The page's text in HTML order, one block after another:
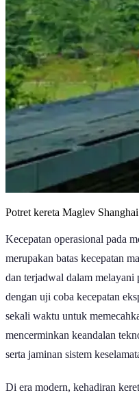
Potret kereta Maglev
Kecepatan operasional pada
merupakan batas kecepatan
dan terjadwal dalam melayani
dengan uji coba kecepatan
sekali waktu untuk
mencerminkan keandalan
serta jaminan sistem
Di era modern, kehadiran